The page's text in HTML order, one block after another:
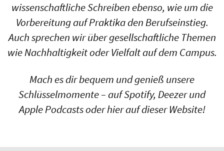
wissenschaftliche Schreiben ebenso, wie um die
Vorbereitung auf Praktika den Berufseinstieg.
Auch sprechen wir über gesellschaftliche Themen
wie Nachhaltigkeit oder Vielfalt auf dem Campus.
Mach es dir bequem und genieß unsere
Schlüsselmomente – auf Spotify, Deezer und
Apple Podcasts oder hier auf dieser Website!